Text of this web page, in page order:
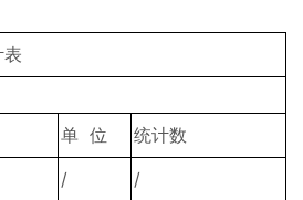
单 位
统计数
/
/